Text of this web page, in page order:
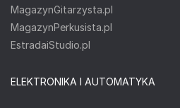
MagazynGitarzysta.pl
MagazynPerkusista.pl
EstradaiStudio.pl
ELEKTRONIKA I AUTOMATYKA